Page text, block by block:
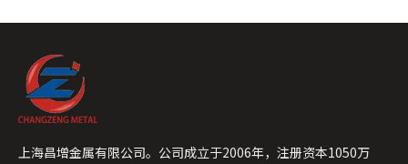
上海昌增金属有限公司。公司成立于2006年，注册资本1050万